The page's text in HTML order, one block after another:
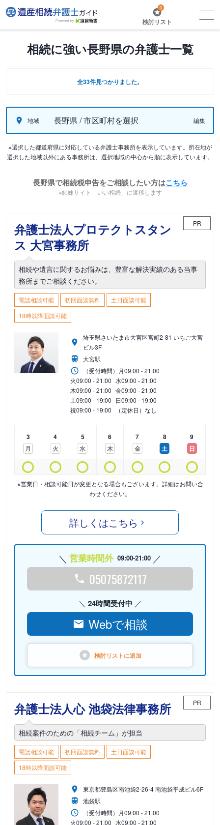
0
検討リスト
相続に強い長野県の弁護士一覧
全33件見つかりました。
地域 長野県 / 市区町村を選択 編集
※選択した都道府県に対応している弁護士事務所を表示しています。所在地が
選択した地域以外にある事務所は、選択地域の中心から順に表示しています。
長野県で相続税申告をご相談したい方はこちら
※姉妹サイト「いい相続」に遷移します
弁護士法人プロテクトスタン
ス 大宮事務所
PR
相続や遺言に関するお悩みは、豊富な解決実績のある当事
務所までご相談ください。
電話相談可能 初回面談無料
土日面談可能
18時以降面談可能
埼玉県さいたま市大宮区宮町2-81 いちご大宮
ビル3F
大宮駅
（受付時間） 月09:00 - 21:00
火09:00 - 21:00 水09:00 - 21:00
木09:00 - 21:00 金09:00 - 21:00
土09:00 - 19:00 日09:00 - 19:00
祝09:00 - 19:00 （定休日）なし
3
月
4
火
5
水
6
木
7
金
8
土
9
日
※営業日・相談可能日が変更となる場合もございます。詳細はお問い合
わせください。
詳しくはこちら
営業時間外 09:00-21:00
05075872117
24時間受付中
Webで相談
検討リストに追加
弁護士法人心 池袋法律事務所 PR
相続案件のための「相続チーム」が担当
電話相談可能 初回面談無料
土日面談可能
18時以降面談可能
東京都豊島区南池袋2-26-4 南池袋平成ビル6F
池袋駅
（受付時間） 月09:00 - 21:00
火09:00 - 21:00 水09:00 - 21:00